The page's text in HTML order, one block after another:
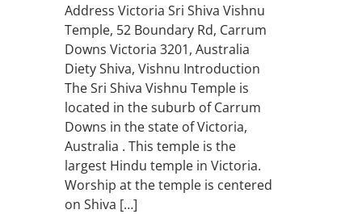
Address Victoria Sri Shiva Vishnu
Temple, 52 Boundary Rd, Carrum
Downs Victoria 3201, Australia
Diety Shiva, Vishnu Introduction
The Sri Shiva Vishnu Temple is
located in the suburb of Carrum
Downs in the state of Victoria,
Australia . This temple is the
largest Hindu temple in Victoria.
Worship at the temple is centered
on Shiva […]